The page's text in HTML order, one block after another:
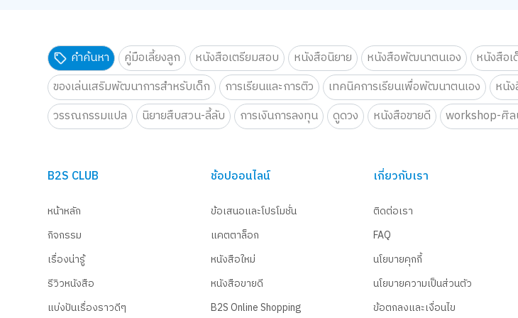
คำค้นหา คู่มือเลี้ยงลูก หนังสือเตรียมสอบ หนังสือนิยาย หนังสือพัฒนาตนเอง หนังสือ
ของเล่นเสริมพัฒนาการสำหรับเด็ก
การเรียนและการติว เทคนิคการเรียนเพื่อพัฒนาตนเอง หนั
วรรณกรรมแปล
นิยายสืบสวน-ลี้ลับ การเงินการลงทุน ดูดวง หนังสือขายดี workshop-ศิล
B2S CLUB
หน้าหลัก
กิจกรรม
เรื่องน่ารู้
รีวิวหนังสือ
แบ่งปันเรื่องราวดีๆ
ช้อปออนไลน์
ข้อเสนอและโปรโมชั่น
แคตตาล็อก
หนังสือใหม่
หนังสือขายดี
B2S Online Shopping
เกี่ยวกับเรา
ติดต่อเรา
FAQ
นโยบายคุกกี้
นโยบายความเป็นส่วนตัว
ข้อตกลงและเงื่อนไข